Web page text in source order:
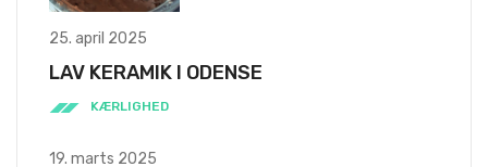
25. april 2025
LAV KERAMIK I ODENSE
KÆRLIGHED
19. marts 2025